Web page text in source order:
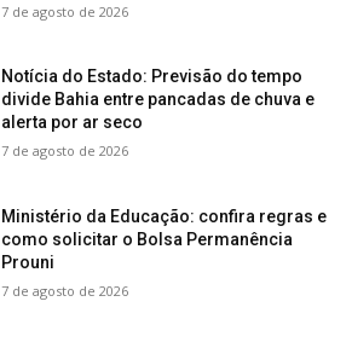
7 de agosto de 2026
Notícia do Estado: Previsão do tempo
divide Bahia entre pancadas de chuva e
alerta por ar seco
7 de agosto de 2026
Ministério da Educação: confira regras e
como solicitar o Bolsa Permanência
Prouni
7 de agosto de 2026